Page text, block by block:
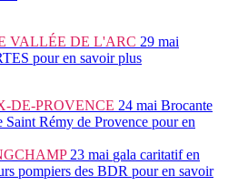
VALLÉE DE L'ARC 29 mai
pour en savoir plus
DE-PROVENCE 24 mai Brocante
Saint Rémy de Provence pour en
23 mai gala caritatif en
pompiers des BDR pour en savoir